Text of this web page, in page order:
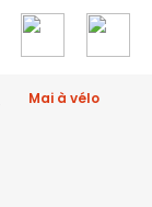
Mai à vélo